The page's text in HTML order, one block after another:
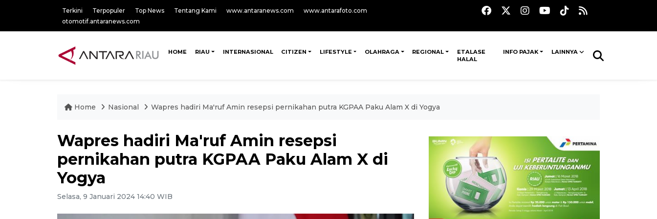
Terkini Terpopuler Top News Tentang Kami www.antaranews.com
www.antarafoto.com
otomotif.antaranews.com
HOME RIAU INTERNASIONAL CITIZEN LIFESTYLE OLAHRAGA REGIONAL
ETALASE
HALAL
INFO PAJAK LAINNYA
Home Nasional Wapres hadiri Ma'ruf Amin resepsi pernikahan putra KGPAA Paku Alam X di Yogya
Wapres hadiri Ma'ruf Amin resepsi
pernikahan putra KGPAA Paku Alam X di
Yogya
Selasa, 9 Januari 2024 14:40 WIB